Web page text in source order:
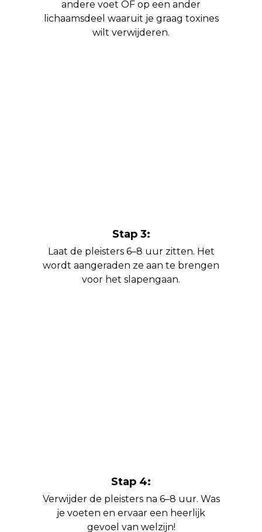
andere voet OF op een ander
lichaamsdeel waaruit je graag toxines
wilt verwijderen.
Stap 3:
Laat de pleisters 6–8 uur zitten. Het
wordt aangeraden ze aan te brengen
voor het slapengaan.
Stap 4:
Verwijder de pleisters na 6–8 uur. Was
je voeten en ervaar een heerlijk
gevoel van welzijn!